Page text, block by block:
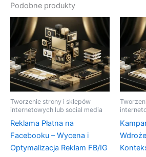
Podobne produkty
Tworzenie strony i sklepów
internetowych lub social media
Reklama Płatna na
Facebooku – Wycena i
Optymalizacja Reklam FB/IG